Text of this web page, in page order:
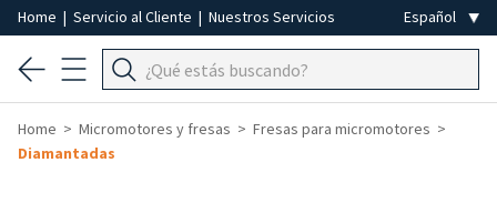
Home | Servicio al Cliente | Nuestros Servicios
Home Micromotores y fresas
Fresas para micromotores
Diamantadas